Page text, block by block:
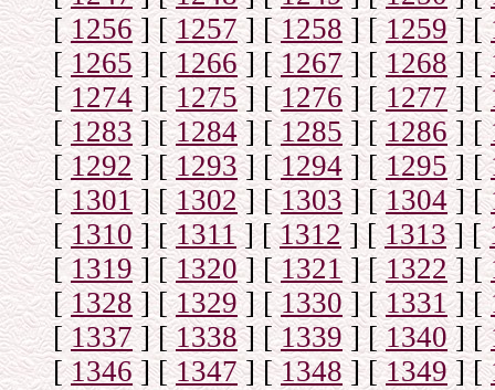
[1256] [1257] [1258] [1259] [
[1265] [1266] [1267] [1268] [
[1274] [1275] [1276 ] [1277] [
[1283] [1284] [1285] [1286] [
[1292] [1293] [1294] [1295] [
[1301] [1302] [1303] [1304] [
[1310] [1311] [1312] [1313] [
[1319] [1320] [1321] [1322] [
[1328] [1329] [1330] [1331] [
[1337] [1338] [1339] [1340] [
[1346] [1347] [1348] [1349] [